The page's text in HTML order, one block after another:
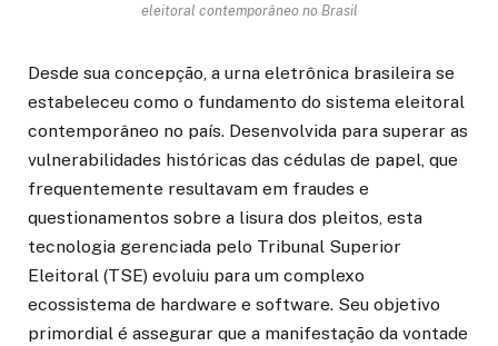
eleitoral contemporâneo no Brasil
Desde sua concepção, a urna eletrônica brasileira se
estabeleceu como o fundamento do sistema eleitoral
contemporâneo no país. Desenvolvida para superar as
vulnerabilidades históricas das cédulas de papel, que
frequentemente resultavam em fraudes e
questionamentos sobre a lisura dos pleitos, esta
tecnologia gerenciada pelo Tribunal Superior
Eleitoral (TSE) evoluiu para um complexo
ecossistema de hardware e software. Seu objetivo
primordial é assegurar que a manifestação da vontade